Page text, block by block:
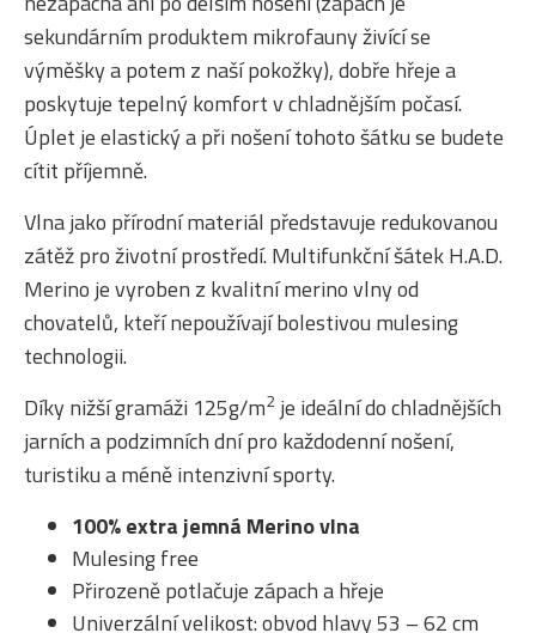
sekundárním produktem mikrofauny živící se
výměšky a potem z naší pokožky), dobře hřeje a
poskytuje tepelný komfort v chladnějším počasí.
Úplet je elastický a při nošení tohoto šátku se budete
cítit příjemně.
Vlna jako přírodní materiál představuje redukovanou
zátěž pro životní prostředí. Multifunkční šátek H.A.D.
Merino je vyroben z kvalitní merino vlny od
chovatelů, kteří nepoužívají bolestivou mulesing
technologii.
Díky nižší gramáži 125g/m2 je ideální do chladnějších
jarních a podzimních dní pro každodenní nošení,
turistiku a méně intenzivní sporty.
100% extra jemná Merino vlna
Mulesing free
Přirozeně potlačuje zápach a hřeje
Univerzální velikost: obvod hlavy 53 – 62 cm